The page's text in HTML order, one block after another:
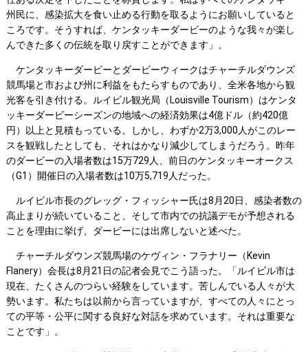
州民に、感染拡大を食い止める行動を取るようにお願いしていると
ころです。そうすれば、ケンタッキーダービーのような我々が楽し
んできた多くの伝統を取り戻すことができます」。
ケンタッキーダービーとダービーウィークはチャーチルダウンズ
競馬場と市および州に利益をもたらすものであり、全米各地から観
光客を引き付ける。ルイビル観光局（Louisville Tourism）はケンタ
ッキーダービーシーズンの地域への経済効果は4億ドル（約420億
円）以上と見積もっている。しかし、わずか2万3,000人がこのレー
スを観戦したとしても、それはかなり減少してしまうだろう。昨年
のダービーの入場者数は15万729人、前日のケンタッキーオークス
（G1）開催日の入場者数は10万5,719人だった。
ルイビル市長のグレッグ・フィッシャー氏は8月20日、感染者数の
高止まりが続いていること、そして市内での抗議デモが予想される
ことを理由に挙げ、ダービーには出席しないと述べた。
チャーチルダウンズ競馬場のケヴィン・フラナリー（Kevin
Flanery）会長は8月21日の記者会見でこう語った。「ルイビル市は
現在、たくさんのつらい経験をしています。苦しんでいる人々が大
勢います。私たちは以前から言っていますが、すべての人々にとっ
ての平等・公平に関する良好な対話を求めています。それは重要な
ことです」。